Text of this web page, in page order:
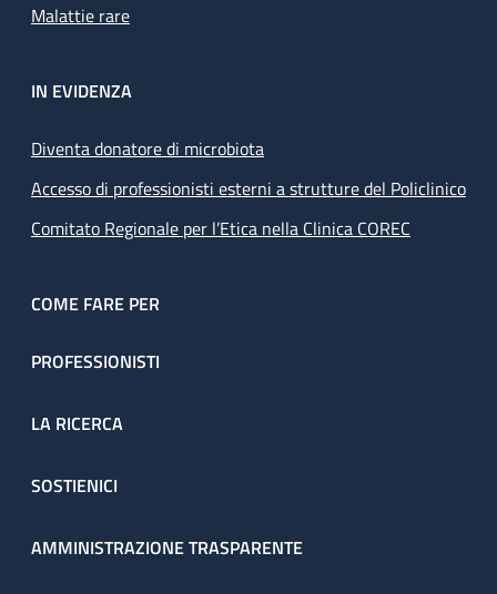
Malattie rare
IN EVIDENZA
Diventa donatore di microbiota
Accesso di professionisti esterni a strutture del Policlinico
Comitato Regionale per l’Etica nella Clinica COREC
COME FARE PER
PROFESSIONISTI
LA RICERCA
SOSTIENICI
AMMINISTRAZIONE TRASPARENTE